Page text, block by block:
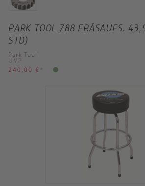
PARK TOOL 788 FRÄSAUFS.
STD)
Park Tool
UVP
240,00 € *